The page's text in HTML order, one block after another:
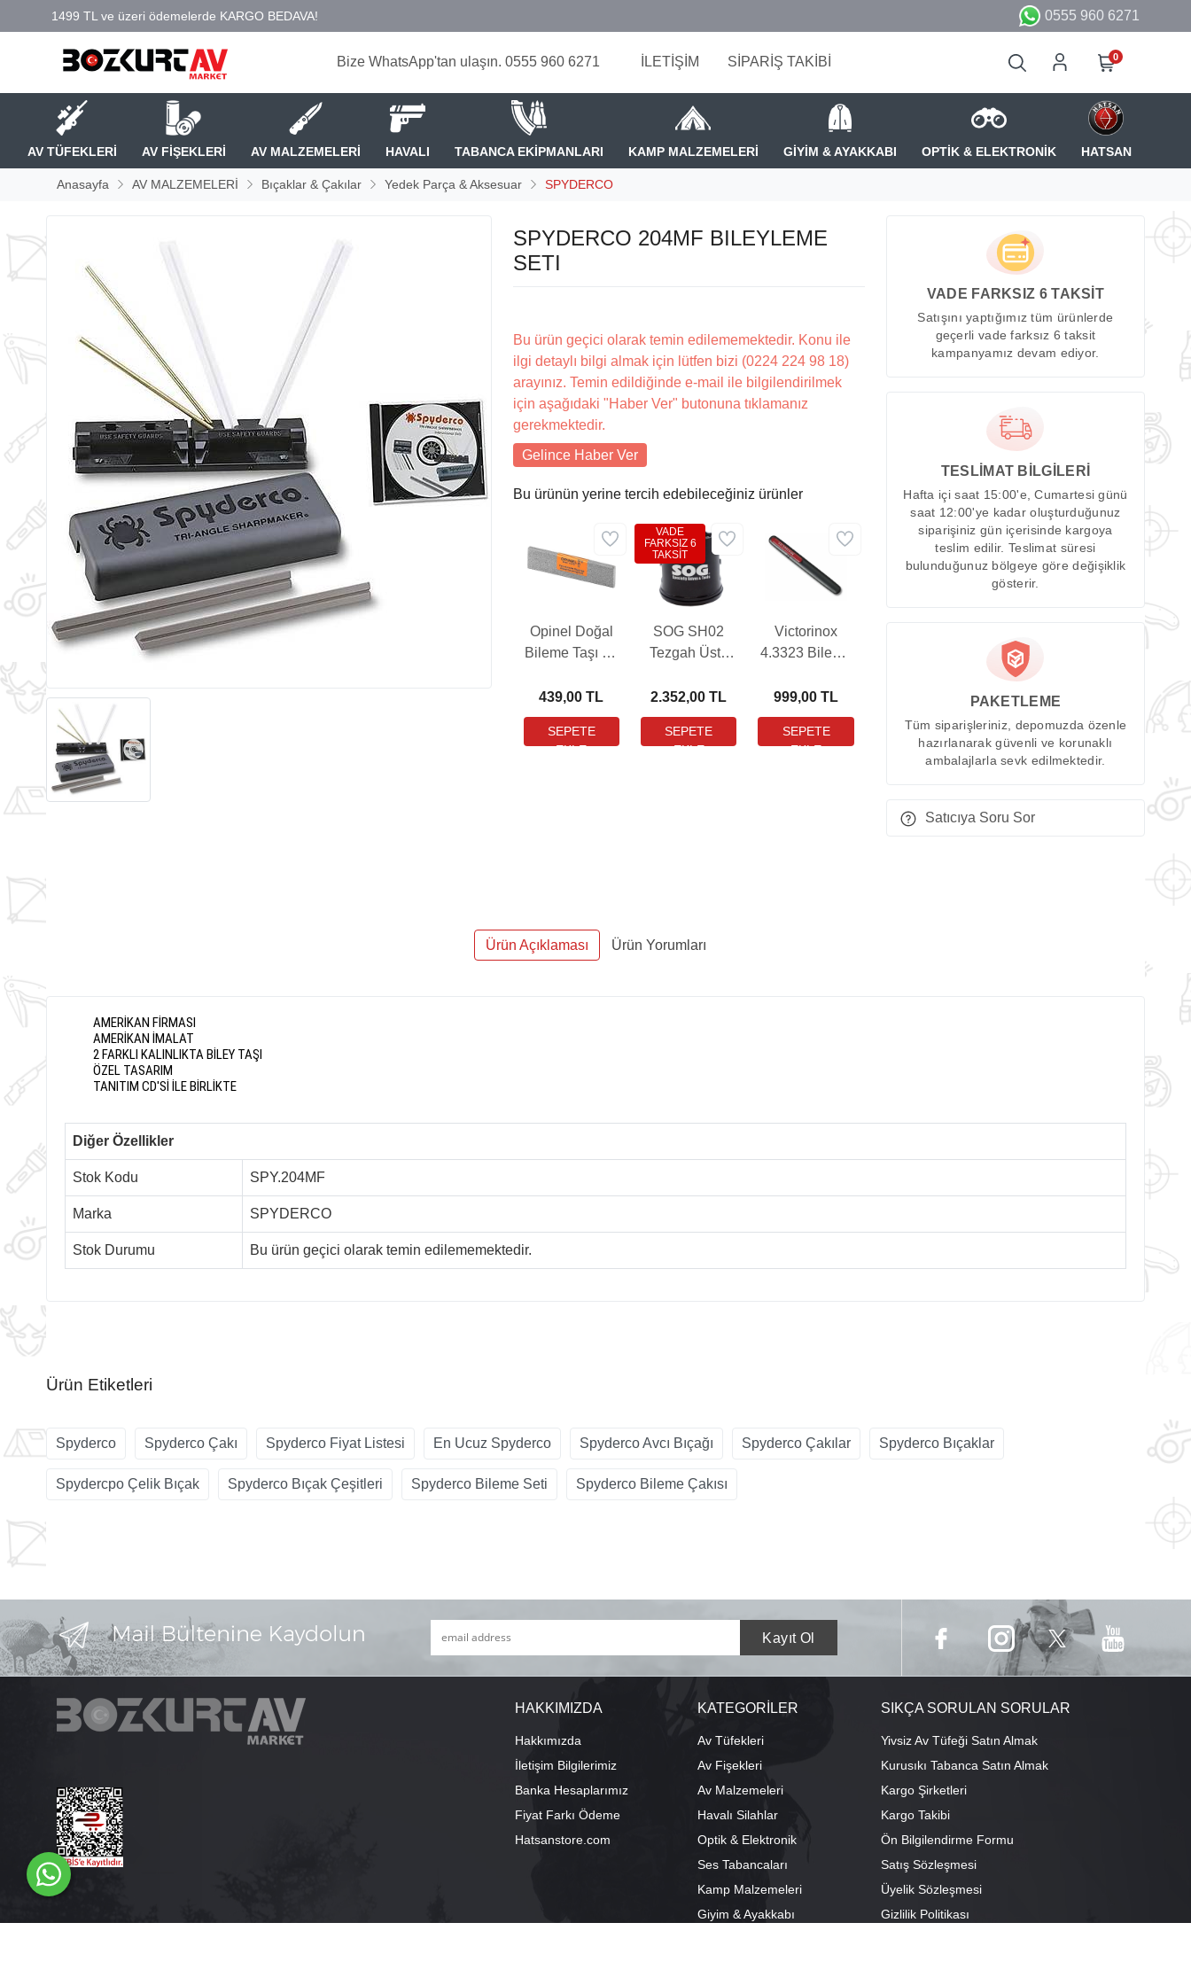
0555 960 6271
Bize WhatsApp'tan ulaşın. 0555 960 6271 İLETİŞİM SİPARİŞ TAKİBİ 0
AV TÜFEKLERİ AV FİŞEKLERİ AV MALZEMELERİ HAVALI TABANCA EKİPMANLARI KAMP MALZEMELERİ GİYİM & AYAKKABI OPTİK & ELEKTRONİK HATSAN
Anasayfa AV MALZEMELERİ Bıçaklar & Çakılar Yedek Parça & Aksesuar SPYDERCO
SPYDERCO 204MF BILEYLEME
SETI
Bu ürün geçici olarak temin edilememektedir. Konu ile
ilgi detaylı bilgi almak için lütfen bizi (0224 224 98 18)
arayınız. Temin edildiğinde e-mail ile bilgilendirilmek
için aşağıdaki "Haber Ver" butonuna tıklamanız
gerekmektedir.
Gelince Haber Ver
Bu ürünün yerine tercih edebileceğiniz ürünler
Opinel Doğal
Bileme Taşı 10
002567)
439,00 TL
SOG SH02
Tezgah Üstü
2.352,00 TL
VADE
FARKSIZ 6
TAKSİT
Victorinox
4.3323 Bileme
999,00 TL
VADE FARKSIZ 6 TAKSİT
Satışını yaptığımız tüm ürünlerde
geçerli vade farksız 6 taksit
kampanyamız devam ediyor.
TESLİMAT BİLGİLERİ
Hafta içi saat 15:00'e, Cumartesi günü
saat 12:00'ye kadar oluşturduğunuz
siparişiniz gün içerisinde kargoya
teslim edilir. Teslimat süresi
bulunduğunuz bölgeye göre değişiklik
gösterir.
PAKETLEME
Tüm siparişleriniz, depomuzda özenle
hazırlanarak güvenli ve korunaklı
ambalajlarla sevk edilmektedir.
Satıcıya Soru Sor
Ürün Açıklaması Ürün Yorumları
AMERİKAN FİRMASI
AMERİKAN İMALAT
2 FARKLI KALINLIKTA BİLEY TAŞI
ÖZEL TASARIM
TANITIM CD'Sİ İLE BİRLİKTE
Diğer Özellikler
Stok Kodu SPY.204MF
Marka SPYDERCO
Stok Durumu Bu ürün geçici olarak temin edilememektedir.
Ürün Etiketleri
Spyderco Spyderco Çakı Spyderco Fiyat Listesi En Ucuz Spyderco Spyderco Avcı Bıçağı Spyderco Çakılar Spyderco Bıçaklar
Spydercpo Çelik Bıçak Spyderco Bıçak Çeşitleri Spyderco Bileme Seti Spyderco Bileme Çakısı
HAKKIMIZDA
Hakkımızda
İletişim Bilgilerimiz
Banka Hesaplarımız
Fiyat Farkı Ödeme
Hatsanstore.com
KATEGORİLER
Av Tüfekleri
Av Fişekleri
Av Malzemeleri
Havalı Silahlar
Optik & Elektronik
Ses Tabancaları
Kamp Malzemeleri
Giyim & Ayakkabı
SIKÇA SORULAN SORULAR
Yivsiz Av Tüfeği Satın Almak
Kurusıkı Tabanca Satın Almak
Kargo Şirketleri
Kargo Takibi
Ön Bilgilendirme Formu
Satış Sözleşmesi
Üyelik Sözleşmesi
Gizlilik Politikası